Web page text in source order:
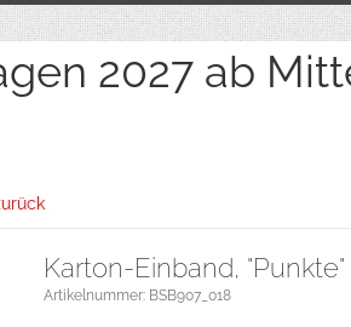
ab Mitte
Karton-Einband, "Punkte"
Artikelnummer: BSB907_018